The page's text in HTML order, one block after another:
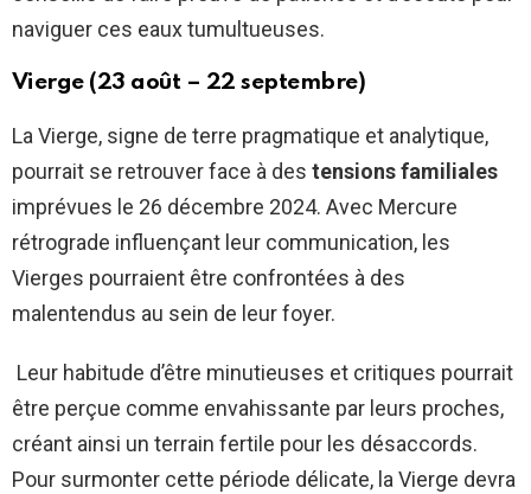
naviguer ces eaux tumultueuses.
Vierge (23 août – 22 septembre)
La Vierge, signe de terre pragmatique et analytique,
pourrait se retrouver face à des tensions familiales
imprévues le 26 décembre 2024. Avec Mercure
rétrograde influençant leur communication, les
Vierges pourraient être confrontées à des
malentendus au sein de leur foyer.
Leur habitude d’être minutieuses et critiques pourrait
être perçue comme envahissante par leurs proches,
créant ainsi un terrain fertile pour les désaccords.
Pour surmonter cette période délicate, la Vierge devra